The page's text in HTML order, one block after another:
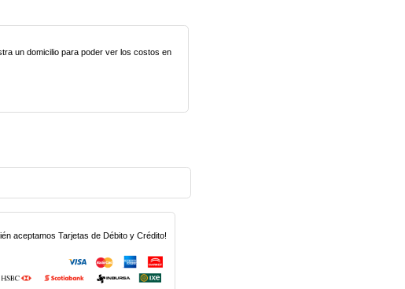
un domicilio para poder ver los costos en
aceptamos Tarjetas de Débito y Crédito!